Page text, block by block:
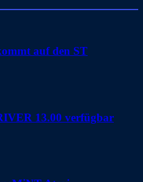
auf den ST
13.00 verfügbar